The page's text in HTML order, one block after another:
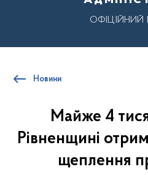
ОФІЦІЙНИЙ
Новини
Майже 4
Рівненщині
щеплення